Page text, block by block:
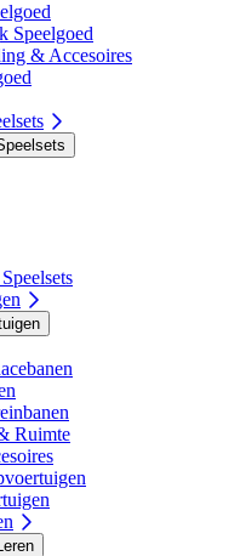
Speelgoed
& Accesoires
Ruimte